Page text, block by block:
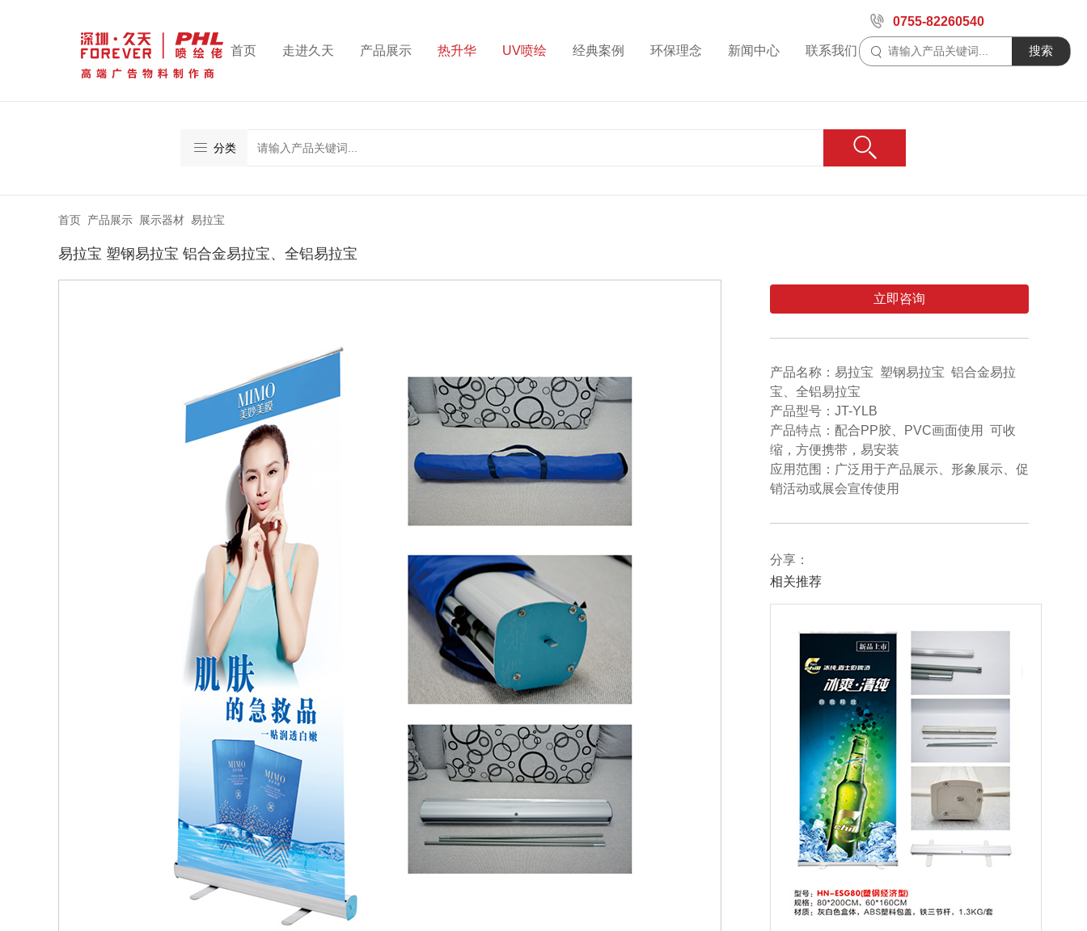
首页 走进久天 产品展示 热升华 UV喷绘 经典案例 环保理念 新闻中心 联系我们
0755-82260540
搜索
分类
首页 产品展示 展示器材 易拉宝
易拉宝 塑钢易拉宝 铝合金易拉宝、全铝易拉宝
立即咨询
产品名称：易拉宝 塑钢易拉宝 铝合金易拉
宝、全铝易拉宝
产品型号：JT-YLB
产品特点：配合PP胶、PVC画面使用 可收
缩，方便携带，易安装
应用范围：广泛用于产品展示、形象展示、促
销活动或展会宣传使用
分享：
相关推荐